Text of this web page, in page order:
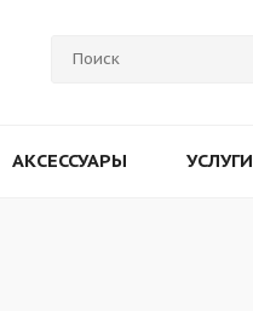
АКСЕССУАРЫ УСЛУГИ